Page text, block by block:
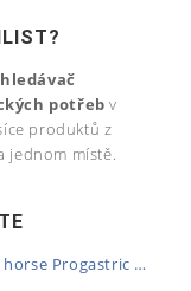
potřeb v
produktů z
jednom místě.
Fitmin horse Progastric 20kg